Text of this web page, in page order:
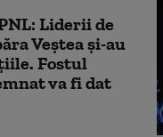
Liderii de
Veștea și-au
Fostul
va fi dat